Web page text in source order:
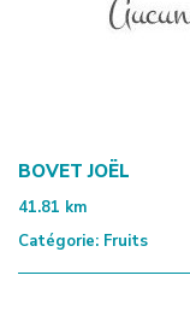
BOVET JOËL
41.81 km
Catégorie: Fruits